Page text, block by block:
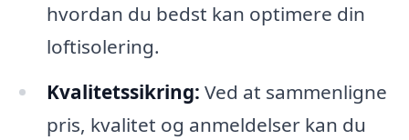
hvordan du bedst kan optimere din
loftisolering.
Kvalitetssikring: Ved at sammenligne
pris, kvalitet og anmeldelser kan du